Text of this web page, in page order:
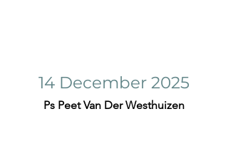
14 December 2025
Ps Peet Van Der Westhuizen